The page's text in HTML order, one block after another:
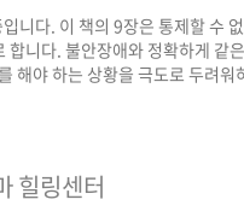
다. 이 책의 9장은 통제할 수 없
니다. 불안장애와 정확하게 같
해야 하는 상황을 극도로 두려
되기 쉽습니다. 수행공포를 치
힐링센터